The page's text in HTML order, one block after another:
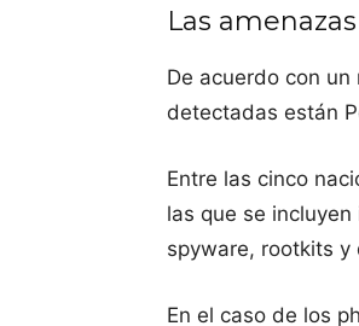
Las
De acuerdo con
detectadas están
Entre las cinco
las que se
spyware, rootkits y
En el caso de los